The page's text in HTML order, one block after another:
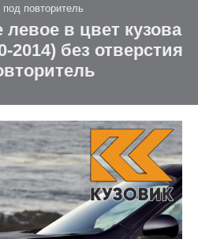
под повторитель
в цвет кузова
2014) без отверстия